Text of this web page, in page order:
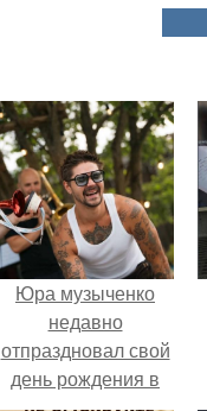
Юра музыченко
недавно
отпраздновал свой
день рождения в